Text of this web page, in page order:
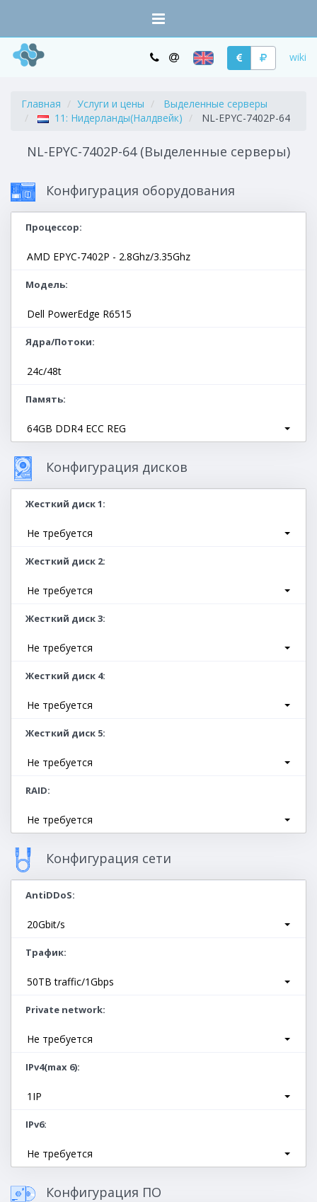
wiki
Главная Услуги и цены
Выделенные серверы
11: Нидерланды(Налдвейк)
NL-EPYC-7402P-64
NL-EPYC-7402P-64 (Выделенные серверы)
Конфигурация оборудования
Процессор
AMD EPYC-7402P - 2.8Ghz/3.35Ghz
Модель
Dell PowerEdge R6515
Ядра/Потоки
24c/48t
Память
64GB DDR4 ECC REG
Конфигурация дисков
Жесткий диск 1
Не требуется
Жесткий диск 2
Не требуется
Жесткий диск 3
Не требуется
Жесткий диск 4
Не требуется
Жесткий диск 5
Не требуется
RAID
Не требуется
Конфигурация сети
AntiDDoS
20Gbit/s
Трафик
50TB traffic/1Gbps
Private network
Не требуется
IPv4(max 6)
1IP
IPv6
Не требуется
Конфигурация ПО